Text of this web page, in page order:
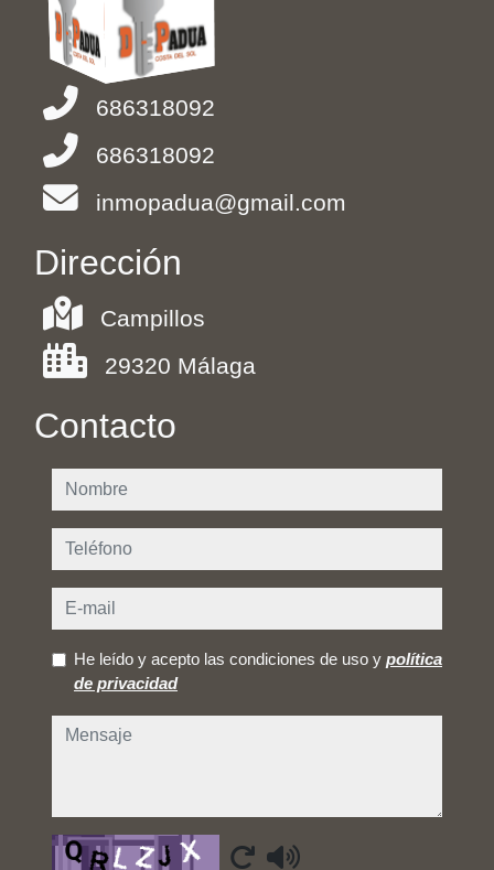
686318092
686318092
inmopadua@gmail.com
Dirección
Campillos
29320 Málaga
Contacto
nombre
teléfono
e-mail
He leído y acepto las condiciones de uso y política
de privacidad
mensaje
Captcha